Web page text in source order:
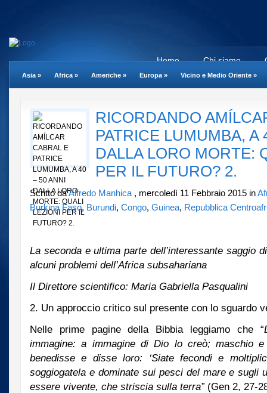
Chi siamo
Home
Asia » Africa » Americhe » Europa » Vicino e Medio Oriente »
RICORDANDO
PATRICE LUMUMBA, A
DALLA LORO MORTE:
PER IL FUTURO? 2.
Scritto daAlfredo Manhica , mercoledì 11 Febbraio 2015 in
Burkina Faso, Burundi, Congo, Guinea, Repubblica
La seconda e ultima parte dell’interessante saggio
alcuni problemi dell’Africa subsahariana
Il Direttore scientifico: Maria Gabriella Pasqualini
2. Un approccio critico sul presente con lo sguardo
Nelle prime pagine della Bibbia leggiamo che “
immagine: a immagine di Dio lo creò; maschio
benedisse e disse loro: ‘Siate fecondi e
soggiogatela e dominate sui pesci del mare e sugli
essere vivente, che striscia sulla terra” (Gen 2, 27-